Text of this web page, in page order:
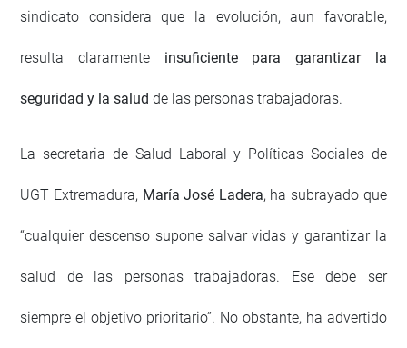
sindicato considera que la evolución, aun favorable,
resulta claramente insuficiente para garantizar la
seguridad y la salud de las personas trabajadoras.
La secretaria de Salud Laboral y Políticas Sociales de
UGT Extremadura, María José Ladera, ha subrayado que
“cualquier descenso supone salvar vidas y garantizar la
salud de las personas trabajadoras. Ese debe ser
siempre el objetivo prioritario”. No obstante, ha advertido